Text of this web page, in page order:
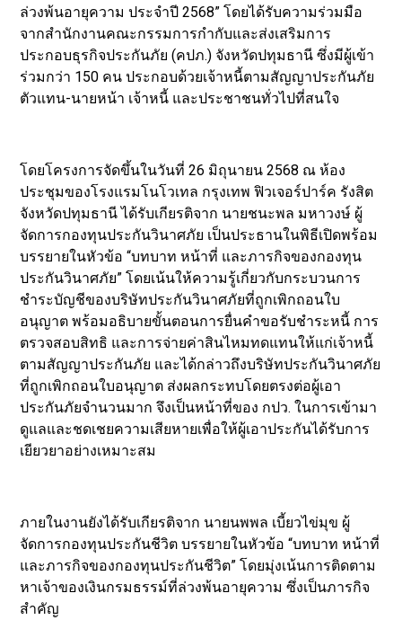
ล่วงพ้นอายุความ ประจำปี 2568” โดยได้รับความร่วมมือ
จากสำนักงานคณะกรรมการกำกับและส่งเสริมการ
ประกอบธุรกิจประกันภัย (คปภ.) จังหวัดปทุมธานี ซึ่งมีผู้เข้า
ร่วมกว่า 150 คน ประกอบด้วยเจ้าหนี้ตามสัญญาประกันภัย
ตัวแทน-นายหน้า เจ้าหนี้ และประชาชนทั่วไปที่สนใจ
โดยโครงการจัดขึ้นในวันที่ 26 มิถุนายน 2568 ณ ห้อง
ประชุมของโรงแรมโนโวเทล กรุงเทพ ฟิวเจอร์ปาร์ค รังสิต
จังหวัดปทุมธานี ได้รับเกียรติจาก นายชนะพล มหาวงษ์ ผู้
จัดการกองทุนประกันวินาศภัย เป็นประธานในพิธีเปิดพร้อม
บรรยายในหัวข้อ “บทบาท หน้าที่ และภารกิจของกองทุน
ประกันวินาศภัย” โดยเน้นให้ความรู้เกี่ยวกับกระบวนการ
ชำระบัญชีของบริษัทประกันวินาศภัยที่ถูกเพิกถอนใบ
อนุญาต พร้อมอธิบายขั้นตอนการยื่นคำขอรับชำระหนี้ การ
ตรวจสอบสิทธิ และการจ่ายค่าสินไหมทดแทนให้แก่เจ้าหนี้
ตามสัญญาประกันภัย และได้กล่าวถึงบริษัทประกันวินาศภัย
ที่ถูกเพิกถอนใบอนุญาต ส่งผลกระทบโดยตรงต่อผู้เอา
ประกันภัยจำนวนมาก จึงเป็นหน้าที่ของ กปว. ในการเข้ามา
ดูแลและชดเชยความเสียหายเพื่อให้ผู้เอาประกันได้รับการ
เยียวยาอย่างเหมาะสม
ภายในงานยังได้รับเกียรติจาก นายนพพล เบี้ยวไข่มุข ผู้
จัดการกองทุนประกันชีวิต บรรยายในหัวข้อ “บทบาท หน้าที่
และภารกิจของกองทุนประกันชีวิต” โดยมุ่งเน้นการติดตาม
หาเจ้าของเงินกรมธรรม์ที่ล่วงพ้นอายุความ ซึ่งเป็นภารกิจ
สำคัญ